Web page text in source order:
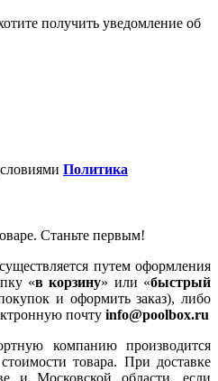
получить уведомление об
Политика
Станьте первым!
путем оформления
«в корзину» или «быстрый
и оформить заказ), либо
почту info@poolbox.ru
компанию производится
товара. При доставке
и Московской области, если